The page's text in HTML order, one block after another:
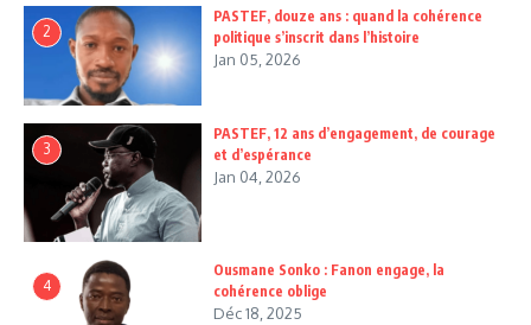
2
PASTEF, douze ans : quand la cohérence
politique s’inscrit dans l’histoire
Jan 05, 2026
3
PASTEF, 12 ans d’engagement, de courage
et d’espérance
Jan 04, 2026
4
Ousmane Sonko : Fanon engage, la
cohérence oblige
Déc 18, 2025